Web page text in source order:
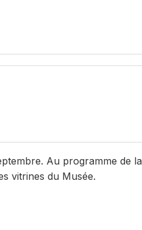
Au programme de la
vitrines du Musée.